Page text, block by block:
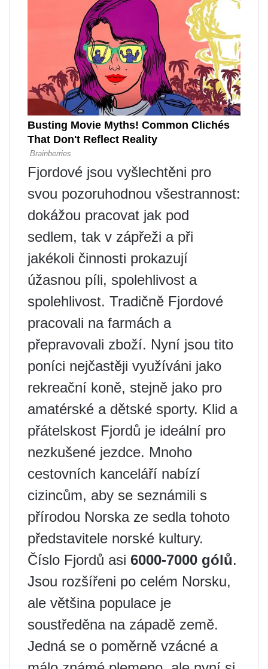
Fjordové jsou vyšlechtěni pro
svou pozoruhodnou všestrannost:
dokážou pracovat jak pod
sedlem, tak v zápřeži a při
jakékoli činnosti prokazují
úžasnou píli, spolehlivost a
spolehlivost. Tradičně Fjordové
pracovali na farmách a
přepravovali zboží. Nyní jsou tito
poníci nejčastěji využíváni jako
rekreační koně, stejně jako pro
amatérské a dětské sporty. Klid a
přátelskost Fjordů je ideální pro
nezkušené jezdce. Mnoho
cestovních kanceláří nabízí
cizincům, aby se seznámili s
přírodou Norska ze sedla tohoto
představitele norské kultury.
Číslo Fjordů asi 6000-7000 gólů.
Jsou rozšířeni po celém Norsku,
ale většina populace je
soustředěna na západě země.
Jedná se o poměrně vzácné a